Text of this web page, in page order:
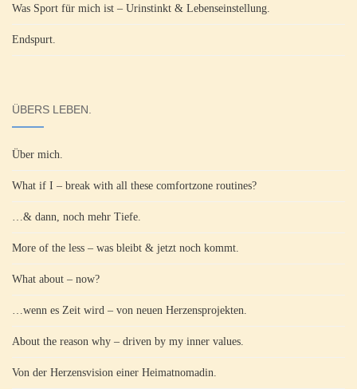
Was Sport für mich ist – Urinstinkt & Lebenseinstellung.
Endspurt.
ÜBERS LEBEN.
Über mich.
What if I – break with all these comfortzone routines?
…& dann, noch mehr Tiefe.
More of the less – was bleibt & jetzt noch kommt.
What about – now?
…wenn es Zeit wird – von neuen Herzensprojekten.
About the reason why – driven by my inner values.
Von der Herzensvision einer Heimatnomadin.